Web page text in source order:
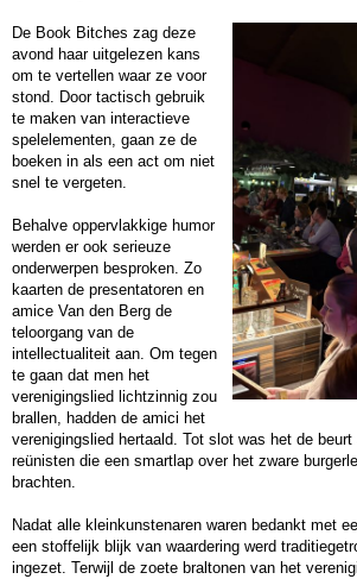
De Book Bitches zag deze
avond haar uitgelezen kans
om te vertellen waar ze voor
stond. Door tactisch gebruik
te maken van interactieve
spelelementen, gaan ze de
boeken in als een act om niet
snel te vergeten.
Behalve oppervlakkige humor
werden er ook serieuze
onderwerpen besproken. Zo
kaarten de presentatoren en
amice Van den Berg de
teloorgang van de
intellectualiteit aan. Om tegen
te gaan dat men het
verenigingslied lichtzinnig zou
brallen, hadden de amici het
verenigingslied hertaald. Tot slot was het de beurt
reünisten die een smartlap over het zware
brachten.
Nadat alle kleinkunstenaren waren bedankt met
een stoffelijk blijk van waardering werd
ingezet. Terwijl de zoete braltonen van het